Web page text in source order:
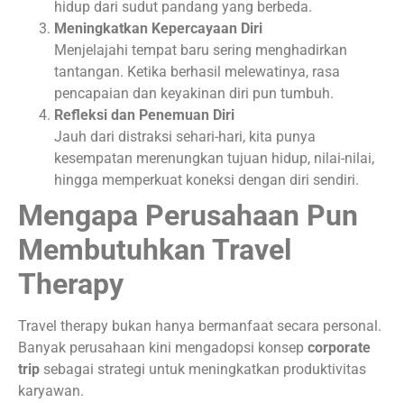
hidup dari sudut pandang yang berbeda.
Meningkatkan Kepercayaan Diri
Menjelajahi tempat baru sering menghadirkan
tantangan. Ketika berhasil melewatinya, rasa
pencapaian dan keyakinan diri pun tumbuh.
Refleksi dan Penemuan Diri
Jauh dari distraksi sehari-hari, kita punya
kesempatan merenungkan tujuan hidup, nilai-nilai,
hingga memperkuat koneksi dengan diri sendiri.
Mengapa Perusahaan Pun
Membutuhkan Travel
Therapy
Travel therapy bukan hanya bermanfaat secara personal.
Banyak perusahaan kini mengadopsi konsep corporate
trip sebagai strategi untuk meningkatkan produktivitas
karyawan.